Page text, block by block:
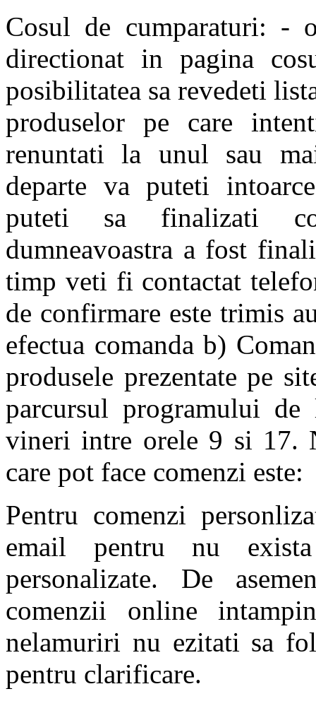
Cosul de cumparaturi: -
directionat in pagina
posibilitatea sa revedeti
produselor pe care
renuntati la unul sau
departe va puteti
puteti sa finalizati
dumneavoastra a fost
timp veti fi contactat
de confirmare este trimis
efectua comanda b)
produsele prezentate pe
parcursul programului
vineri intre orele 9 si 17.
care pot face comenzi
Pentru comenzi
email pentru nu
personalizate. De
comenzii online
nelamuriri nu ezitati sa
pentru clarificare.